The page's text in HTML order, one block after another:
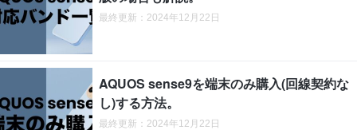
最終更新：2024年12月22日
AQUOS sense9を端末のみ購入(回線契約な
し)する方法。
最終更新：2024年12月22日